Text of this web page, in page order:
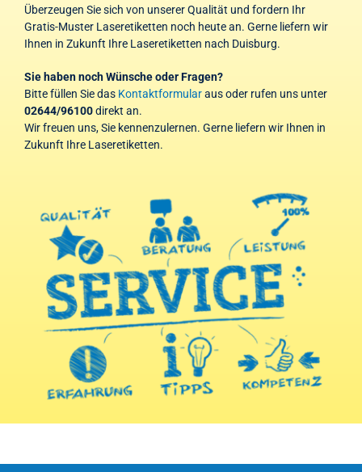
Überzeugen Sie sich von unserer Qualität und fordern Ihr
Gratis-Muster Laseretiketten noch heute an. Gerne liefern wir
Ihnen in Zukunft Ihre Laseretiketten nach Duisburg.
Sie haben noch Wünsche oder Fragen?
Bitte füllen Sie das Kontaktformularaus oder rufen uns unter
02644/96100direkt an.
Wir freuen uns, Sie kennenzulernen. Gerne liefern wir Ihnen in
Zukunft Ihre Laseretiketten.